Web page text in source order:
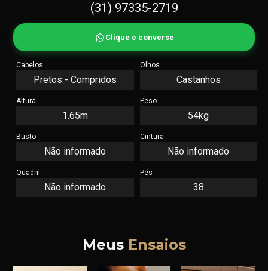
(31) 97335-2719
Clique e converse
Cabelos
Pretos - Compridos
Olhos
Castanhos
Altura
1.65m
Peso
54kg
Busto
Não informado
Cintura
Não informado
Quadril
Não informado
Pés
38
Meus Ensaios